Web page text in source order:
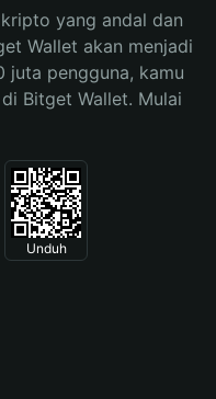
yang andal dan
Wallet akan menjadi
juta pengguna, kamu
Bitget Wallet. Mulai
Unduh